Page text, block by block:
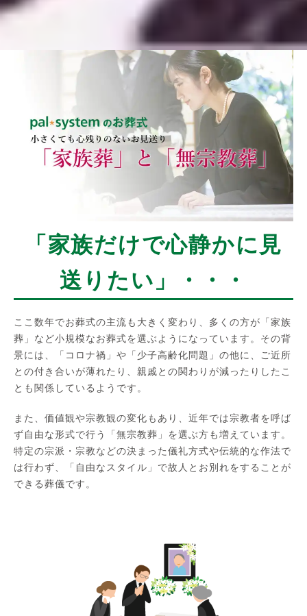
「家族だけで心静かに見
送りたい」・・・
ここ数年でお葬式の主流も大きく変わり、多くの方が「家族
葬」など小規模なお葬式を選ぶようになっています。その背
景には、「コロナ禍」や「少子高齢化問題」の他に、ご近所
との付き合いが薄れたり、親戚との関わりが減ったりしたこ
とも関係しているようです。
また、価値観や宗教観の変化もあり、近年では宗教者を呼ば
ず自由な形式で行う「無宗教葬」を選ぶ方も増えています。
特定の宗派・宗教などの決まった儀礼方式や伝統的な作法で
は行わず、「自由なスタイル」で故人とお別れをすることが
できる葬儀です。